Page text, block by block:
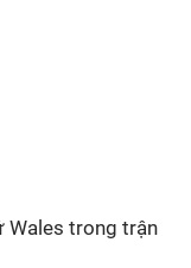
Wales trong trận